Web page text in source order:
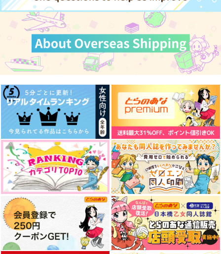
オリオンになろう
550円（税込）
サンプル
作品詳細
もっと、気になるアイ
ツ。
もちや
472円（税込）
尾形百之助×杉元佐一
サンプル
作品詳細
もしも
バッブスニップ
（税込）
サンプル
作品詳細
サンプル
カート
サンプル サンプル
【再販】おがぴの家の
フォ杉ちゃん
すきがおおい
専売 787円（税込）
ゴールデンカムイ
尾形百之助×杉元佐一
サンプル
カート